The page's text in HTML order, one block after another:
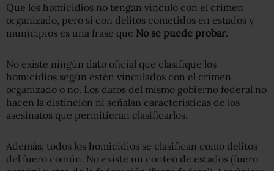
Que los homicidios no tengan vínculo con el crimen
organizado, pero sí con delitos cometidos en estados y
municipios es una frase que No se puede probar.
No existe ningún dato oficial que clasifique los
homicidios según estén vinculados con el crimen
organizado o no. Los datos del mismo gobierno federal no
hacen la distinción ni señalan características de los
asesinatos que permitieran clasificarlos.
Además, todos los homicidios se clasifican como delitos
del fuero común. No existe un conteo de estados (fuero